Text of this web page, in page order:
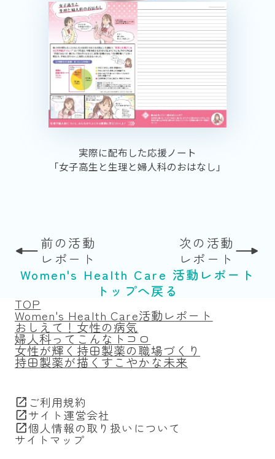
実際に配布した応援ノート
「女子高生と生理と婦人科のおはなし」
←前の活動
レポート
次の活動
レポート →
Women's Health Care 活動レポート
トップへ戻る
TOP
Women's Health Care活動レポート
おしえて！女性の病気
婦人科ってこんなトコロ
女性が輝く持田製薬の職場づくり
持田製薬が描くすこやかな未来
open_in_new ご利用規約
open_in_newサイト運営会社
open_in_new個人情報の取り扱いについて
サイトマップ